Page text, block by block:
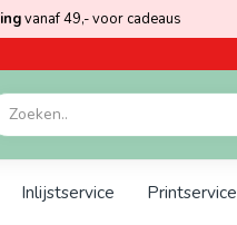
vanaf 49,- voor cadeaus
Inlijstservice Printservice